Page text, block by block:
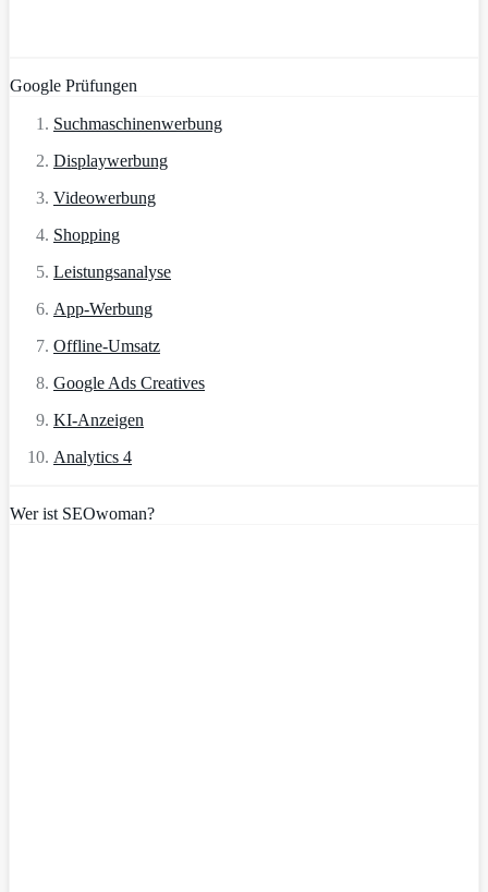
Google Prüfungen
Suchmaschinenwerbung
Displaywerbung
Videowerbung
Shopping
Leistungsanalyse
App-Werbung
Offline-Umsatz
Google Ads Creatives
KI-Anzeigen
Analytics 4
Wer ist SEOwoman?